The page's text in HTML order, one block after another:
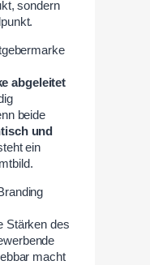
sondern
abgeleitet
beide
und
ein
Stärken des
macht